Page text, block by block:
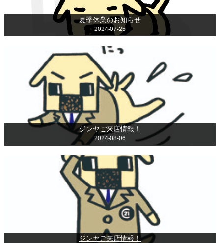
夏季休業のお知らせ
2024-07-25
ジンヤご来店情報！
2024-08-06
ジンヤご来店情報！